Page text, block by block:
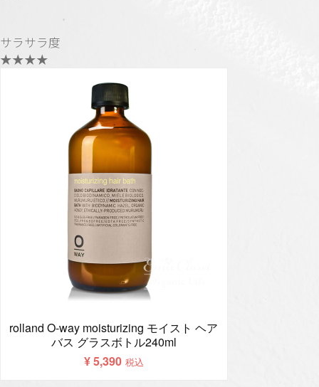
サラサラ度
★★★★